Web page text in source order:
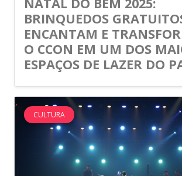
BRINQUEDOS
ENCANTAM E
O CCON EM UM DOS
ESPAÇOS DE LAZER DO
CULTURA